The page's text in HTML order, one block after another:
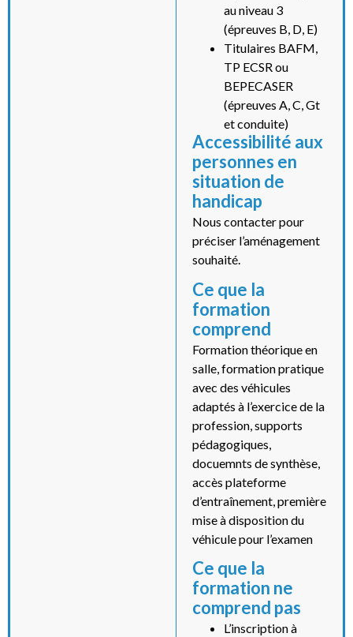
au niveau 3
(épreuves B, D, E)
Titulaires BAFM,
TP ECSR ou
BEPECASER
(épreuves A, C, Gt
et conduite)
Accessibilité aux
personnes en
situation de
handicap
Nous contacter pour
préciser l’aménagement
souhaité.
Ce que la
formation
comprend
Formation théorique en
salle, formation pratique
avec des véhicules
adaptés à l’exercice de la
profession, supports
pédagogiques,
docuemnts de synthèse,
accès plateforme
d’entraînement, première
mise à disposition du
véhicule pour l’examen
Ce que la
formation ne
comprend pas
L’inscription à